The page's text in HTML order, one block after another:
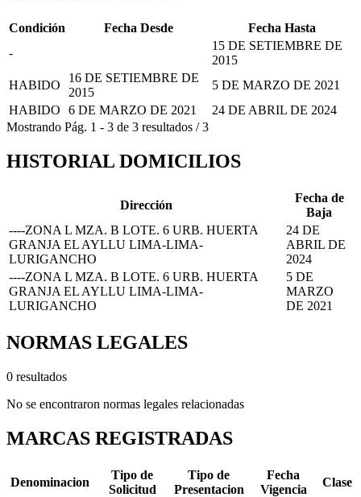
Condición Fecha Desde
Fecha Hasta
-
15 DE SETIEMBRE DE
2015
HABIDO
16 DE SETIEMBRE DE
2015
5 DE MARZO DE 2021
HABIDO
6 DE MARZO DE 2021
24 DE ABRIL DE 2024
Mostrando Pág. 1 - 3 de 3 resultados /3
HISTORIAL DOMICILIOS
Dirección
Fecha de
Baja
----ZONA L MZA. B LOTE. 6 URB. HUERTA
GRANJA EL AYLLU LIMA-LIMA-
LURIGANCHO
24 DE
ABRIL DE
2024
----ZONA L MZA. B LOTE. 6 URB. HUERTA
GRANJA EL AYLLU LIMA-LIMA-
LURIGANCHO
5 DE
MARZO
DE 2021
NORMAS LEGALES
0 resultados
No se encontraron normas legales relacionadas
MARCAS REGISTRADAS
Denominacion
Tipo de
Solicitud
Tipo de
Presentacion
Fecha
Vigencia
Clase